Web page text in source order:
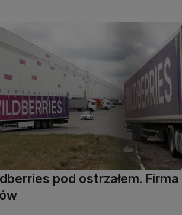
pod ostrzałem. Firma